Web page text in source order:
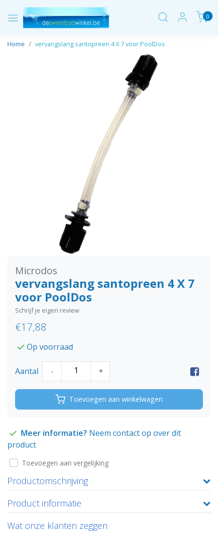
0
Home vervangslang santopreen 4 X 7 voor PoolDos
Microdos
vervangslang santopreen 4 X 7
voor PoolDos
Schrijf je eigen review
€17,88
Op voorraad
Aantal - +
Toevoegen aan winkelwagen
Meer informatie? Neem contact op over dit
product
Toevoegen aan vergelijking
Productomschrijving
Product informatie
Wat onze klanten zeggen